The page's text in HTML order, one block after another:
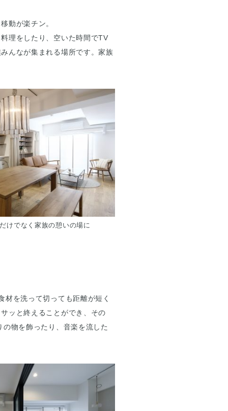
動が楽チン。
理をしたり、空いた時間でTV
んなが集まれる場所です。家族
けでなく家族の憩いの場に
を洗って切っても距離が短く
ッと終えることができ、その
物を飾ったり、音楽を流した